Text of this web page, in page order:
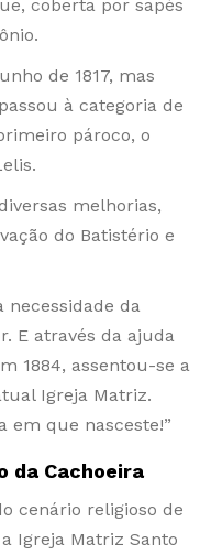
coberta por sapés
de 1817, mas
à categoria de
pároco, o
melhorias,
do Batistério e
necessidade da
E através da ajuda
1884, assentou-se a
Igreja Matriz.
em que nasceste!”
da Cachoeira
cenário religioso de
Igreja Matriz Santo